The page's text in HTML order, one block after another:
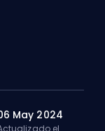
May 2024
el